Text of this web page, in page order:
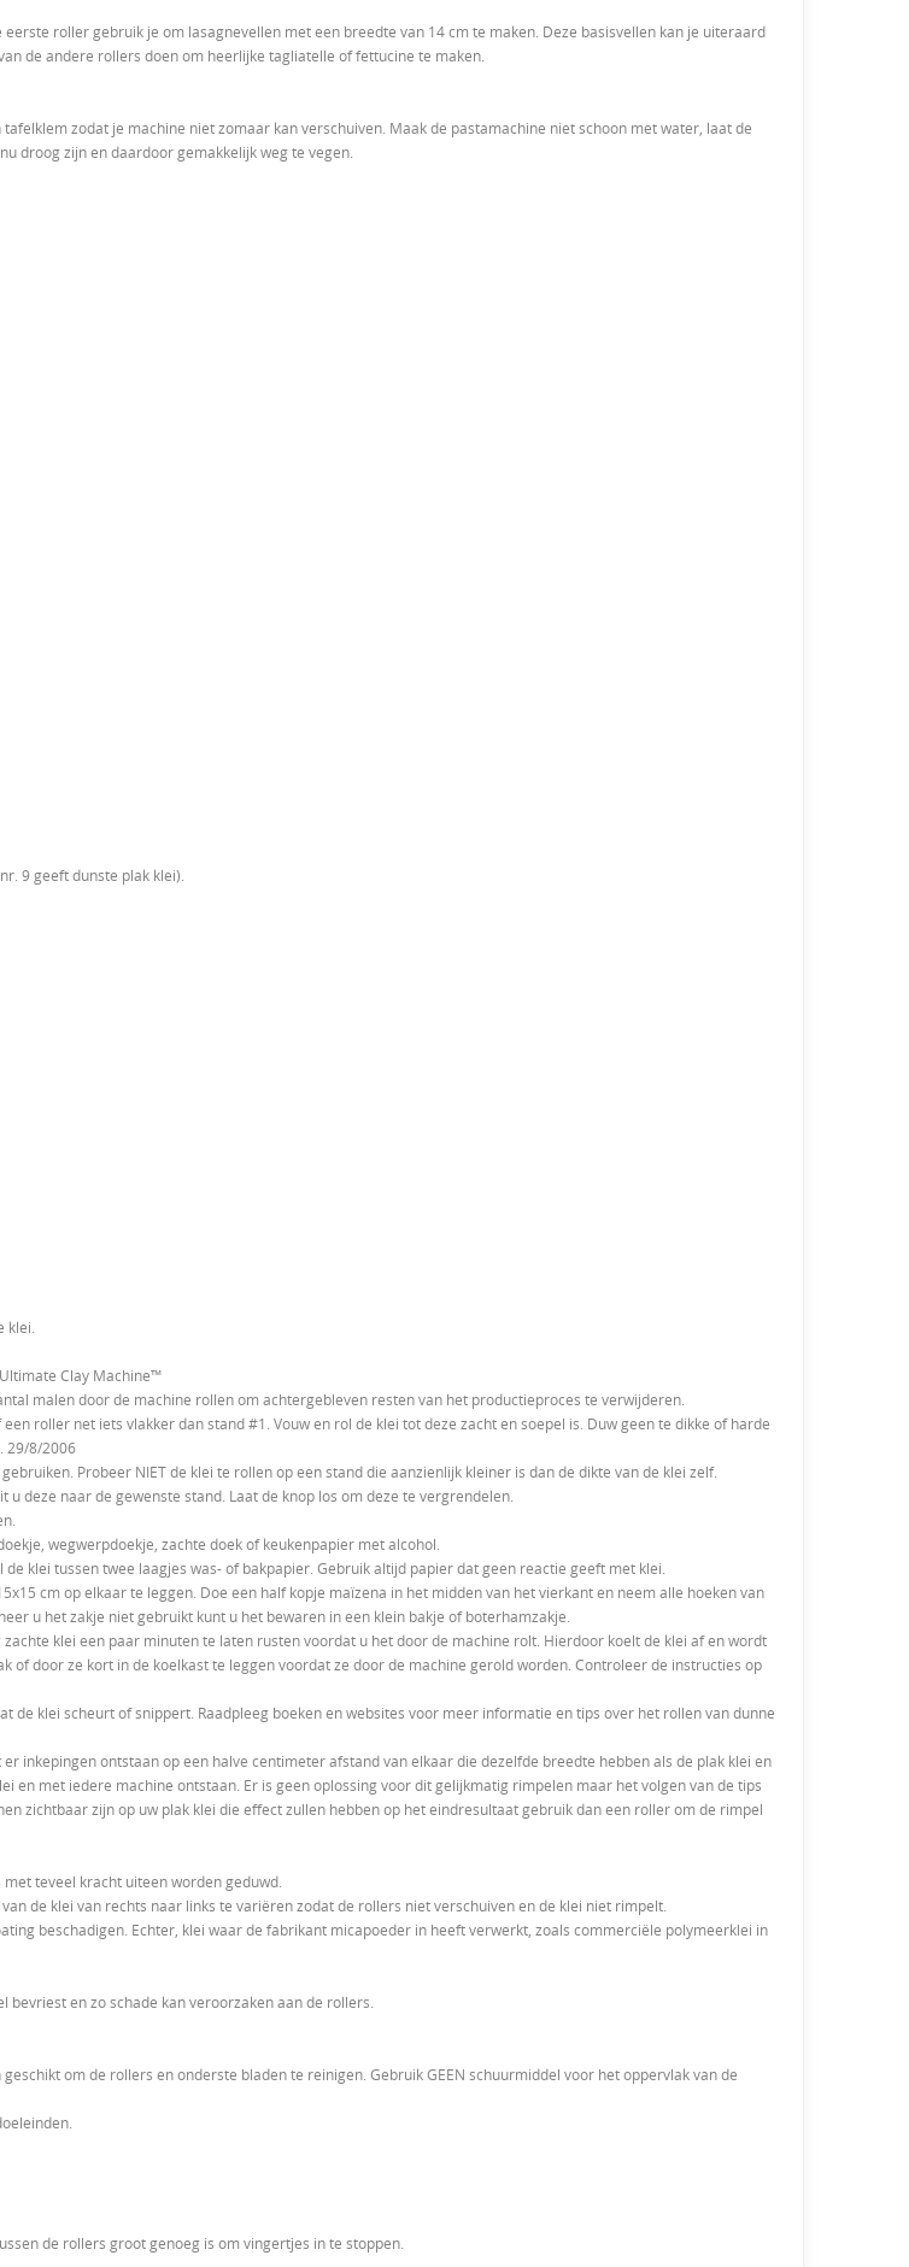
roller gebruik je om lasagnevellen met een breedte van 14 cm te maken. Deze basisvellen kan je uiteraard
de andere rollers doen om heerlijke tagliatelle of fettucine te maken.
zodat je machine niet zomaar kan verschuiven. Maak de pastamachine niet schoon met water, laat de
droog zijn en daardoor gemakkelijk weg te vegen.
9 geeft dunste plak klei).
klei.
Clay Machine™
malen door de machine rollen om achtergebleven resten van het productieproces te verwijderen.
roller net iets vlakker dan stand #1. Vouw en rol de klei tot deze zacht en soepel is. Duw geen te dikke of harde
29/8/2006
Probeer NIET de klei te rollen op een stand die aanzienlijk kleiner is dan de dikte van de klei zelf.
deze naar de gewenste stand. Laat de knop los om deze te vergrendelen.
wegwerpdoekje, zachte doek of keukenpapier met alcohol.
klei tussen twee laagjes was- of bakpapier. Gebruik altijd papier dat geen reactie geeft met klei.
cm op elkaar te leggen. Doe een half kopje maïzena in het midden van het vierkant en neem alle hoeken van
u het zakje niet gebruikt kunt u het bewaren in een klein bakje of boterhamzakje.
klei een paar minuten te laten rusten voordat u het door de machine rolt. Hierdoor koelt de klei af en wordt
door ze kort in de koelkast te leggen voordat ze door de machine gerold worden. Controleer de instructies op
de klei scheurt of snippert. Raadpleeg boeken en websites voor meer informatie en tips over het rollen van dunne
inkepingen ontstaan op een halve centimeter afstand van elkaar die dezelfde breedte hebben als de plak klei en
met iedere machine ontstaan. Er is geen oplossing voor dit gelijkmatig rimpelen maar het volgen van de tips
zichtbaar zijn op uw plak klei die effect zullen hebben op het eindresultaat gebruik dan een roller om de rimpel
teveel kracht uiteen worden geduwd.
de klei van rechts naar links te variëren zodat de rollers niet verschuiven en de klei niet rimpelt.
beschadigen. Echter, klei waar de fabrikant micapoeder in heeft verwerkt, zoals commerciële polymeerklei in
en zo schade kan veroorzaken aan de rollers.
om de rollers en onderste bladen te reinigen. Gebruik GEEN schuurmiddel voor het oppervlak van de
de rollers groot genoeg is om vingertjes in te stoppen.